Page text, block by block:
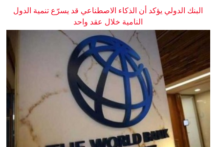
البنك الدولي يؤكد أن الذكاء الاصطناعي قد يسرّع تنمية الدول
النامية خلال عقد واحد